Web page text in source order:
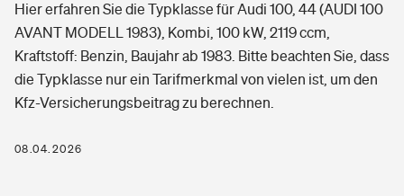
Grundfähigkeitsversicherung
Arbeitsrechtsschutz
Berufshaftpflichtversicherung
Zur Übersicht
Elementarversicherung
Freizeit
Pri­vate Haft­pflicht­
Gesundheit
Private Krankenversicherung
Hier erfahren Sie die Typklasse für Audi 100, 44 (AUDI 100
AVANT MODELL 1983), Kombi, 100 kW, 2119 ccm,
Kraftstoff: Benzin, Baujahr ab 1983. Bitte beachten Sie, dass
die Typklasse nur ein Tarifmerkmal von vielen ist, um den
Kfz-Versicherungsbeitrag zu berechnen.
08.04.2026